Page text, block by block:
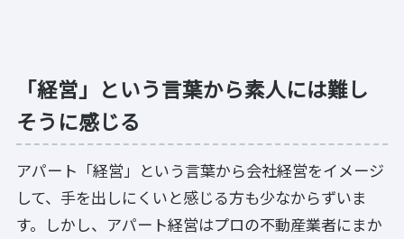
「経営」という言葉から素人には難し
そうに感じる
アパート「経営」という言葉から会社経営をイメージ
して、手を出しにくいと感じる方も少なからずいま
す。しかし、アパート経営はプロの不動産業者にまか